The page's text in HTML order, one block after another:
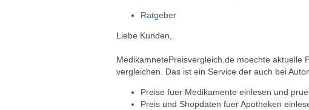
Ratgeber
Liebe Kunden,
MedikamnetePreisvergleich.de moechte aktuelle
vergleichen. Das ist ein Service der auch bei
Preise fuer Medikamente einlesen und
Preis und Shopdaten fuer Apotheken